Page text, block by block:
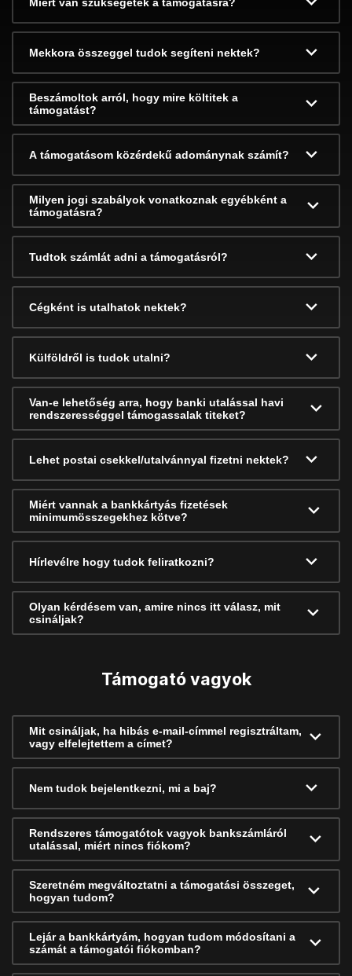
Mekkora összeggel tudok segíteni nektek?
Beszámoltok arról, hogy mire költitek a
támogatást?
A támogatásom közérdekű adománynak számít?
Milyen jogi szabályok vonatkoznak egyébként a
támogatásra?
Tudtok számlát adni a támogatásról?
Cégként is utalhatok nektek?
Külföldről is tudok utalni?
Van-e lehetőség arra, hogy banki utalással havi
rendszerességgel támogassalak titeket?
Lehet postai csekkel/utalvánnyal fizetni nektek?
Miért vannak a bankkártyás fizetések
minimumösszegekhez kötve?
Hírlevélre hogy tudok feliratkozni?
Olyan kérdésem van, amire nincs itt válasz, mit
csináljak?
Támogató vagyok
Mit csináljak, ha hibás e-mail-címmel regisztráltam,
vagy elfelejtettem a címet?
Nem tudok bejelentkezni, mi a baj?
Rendszeres támogatótok vagyok bankszámláról
utalással, miért nincs fiókom?
Szeretném megváltoztatni a támogatási összeget,
hogyan tudom?
Lejár a bankkártyám, hogyan tudom módosítani a
számát a támogatói fiókomban?